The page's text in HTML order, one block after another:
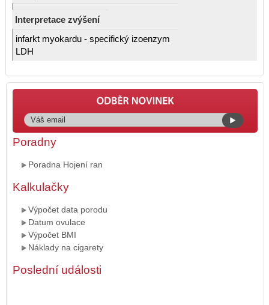
Interpretace zvýšení
infarkt myokardu - specifický izoenzym
LDH
Poradny
Poradna Hojení ran
Kalkulačky
Výpočet data porodu
Datum ovulace
Výpočet BMI
Náklady na cigarety
Poslední události